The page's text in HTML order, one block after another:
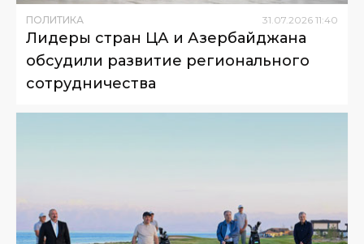
ПОЛИТИКА 31 07 2026 11:40
Лидеры стран ЦА и Азербайджана
обсудили развитие регионального
сотрудничества